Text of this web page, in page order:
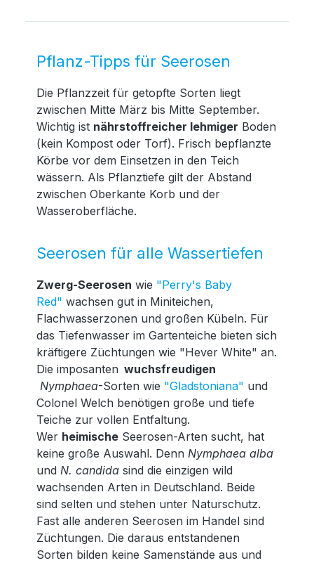
Pflanz-Tipps für Seerosen
Die Pflanzzeit für getopfte Sorten liegt
zwischen Mitte März bis Mitte September.
Wichtig ist nährstoffreicher lehmiger Boden
(kein Kompost oder Torf). Frisch bepflanzte
Körbe vor dem Einsetzen in den Teich
wässern. Als Pflanztiefe gilt der Abstand
zwischen Oberkante Korb und der
Wasseroberfläche.
Seerosen für alle Wassertiefen
Zwerg-Seerosen wie "Perry's Baby
Red" wachsen gut in Miniteichen,
Flachwasserzonen und großen Kübeln. Für
das Tiefenwasser im Gartenteiche bieten sich
kräftigere Züchtungen wie "Hever White" an.
Die imposanten wuchsfreudigen
Nymphaea-Sorten wie "Gladstoniana" und
Colonel Welch benötigen große und tiefe
Teiche zur vollen Entfaltung.
Wer heimische Seerosen-Arten sucht, hat
keine große Auswahl. Denn Nymphaea alba
und N. candida sind die einzigen wild
wachsenden Arten in Deutschland. Beide
sind selten und stehen unter Naturschutz.
Fast alle anderen Seerosen im Handel sind
Züchtungen. Die daraus entstandenen
Sorten bilden keine Samenstände aus und